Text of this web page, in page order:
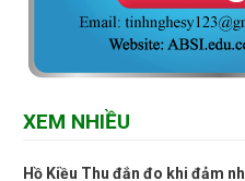
XEM NHIỀU
Hồ Kiều Thu đắn đo khi đảm